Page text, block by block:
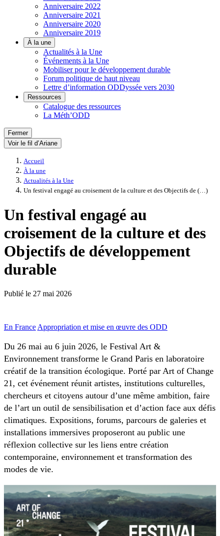
Anniversaire 2022
Anniversaire 2021
Anniversaire 2020
Anniversaire 2019
À la une
Actualités à la Une
Événements à la Une
Mobiliser pour le développement durable
Forum politique de haut niveau
Lettre d’information ODDyssée vers 2030
Ressources
Catalogue des ressources
La Méth’ODD
Fermer
Voir le fil d’Ariane
Accueil
À la une
Actualités à la Une
Un festival engagé au croisement de la culture et des Objectifs de (…)
Un festival engagé au
croisement de la culture et des
Objectifs de développement
durable
Publié le 27 mai 2026
En France Appropriation et mise en œuvre des ODD
Du 26 mai au 6 juin 2026, le Festival Art &
Environnement transforme le Grand Paris en laboratoire
créatif de la transition écologique. Porté par Art of Change
21, cet événement réunit artistes, institutions culturelles,
chercheurs et citoyens autour d’une même ambition, faire
de l’art un outil de sensibilisation et d’action face aux défis
climatiques. Expositions, forums, parcours de galeries et
installations immersives proposeront au public une
réflexion collective sur les liens entre création
contemporaine, environnement et transformation des
modes de vie.